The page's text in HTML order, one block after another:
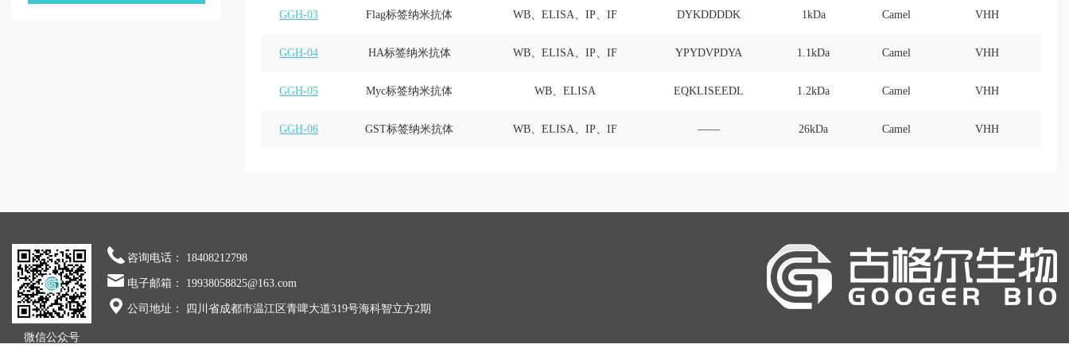
GGH-03 Flag标签纳米抗体 WB、ELISA、IP、IF DYKDDDDK 1kDa Camel VHH
GGH-04 HA标签纳米抗体 WB、ELISA、IP、IF YPYDVPDYA 1.1kDa Camel VHH
GGH-05 Myc标签纳米抗体 WB、ELISA EQKLISEEDL 1.2kDa Camel VHH
GGH-06 GST标签纳米抗体 WB、ELISA、IP、IF —— 26kDa Camel VHH
微信公众号
咨询电话： 18408212798
电子邮箱： 19938058825@163.com
公司地址： 四川省成都市温江区青啤大道319号海科智立方2期